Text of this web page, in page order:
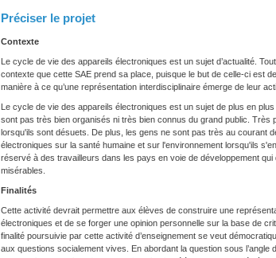
Préciser le projet
Contexte
Le cycle de vie des appareils électroniques est un sujet d’actualité.
contexte que cette SAE prend sa place, puisque le but de celle-ci est
manière à ce qu’une représentation interdisciplinaire émerge de leur
Le cycle de vie des appareils électroniques est un sujet de plus en
sont pas très bien organisés ni très bien connus du grand public.
lorsqu'ils sont désuets. De plus, les gens ne sont pas très au courant
électroniques sur la santé humaine et sur l'environnement lorsqu'ils
réservé à des travailleurs dans les pays en voie de développement
misérables.
Finalités
Cette activité devrait permettre aux élèves de construire une
électroniques et de se forger une opinion personnelle sur la base de
finalité poursuivie par cette activité d’enseignement se veut
aux questions socialement vives. En abordant la question sous